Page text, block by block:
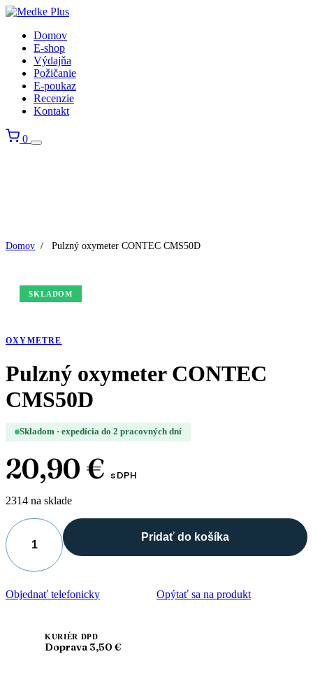
Domov
E-shop
Výdajňa
Požičanie
E-poukaz
Recenzie
Kontakt
0
Domov / Pulzný oxymeter CONTEC CMS50D
SKLADOM
OXYMETRE
Pulzný oxymeter CONTEC
CMS50D
Skladom · expedícia do 2 pracovných dní
20,90 € s DPH
2314 na sklade
množstvo
Pulzný
oxymeter
CONTEC
CMS50D
Pridať do košíka
Objednať telefonicky Opýtať sa na produkt
KURIÉR DPD
Doprava 3,50 €